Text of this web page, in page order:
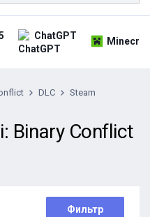
ChatGPT
DLC Steam
Binary Conflict
Фильтр